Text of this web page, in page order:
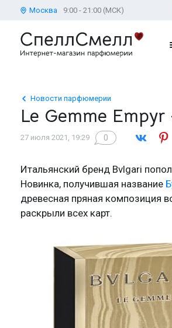
Москва 9:00 - 21:00 (МСК)
Новости парфюмерии
Le Gemme
27 июля 2021, 19:29 0
Итальянский бренд Bvlgari
Новинка, получившая название
древесная пряная композиция
раскрыли всех карт.